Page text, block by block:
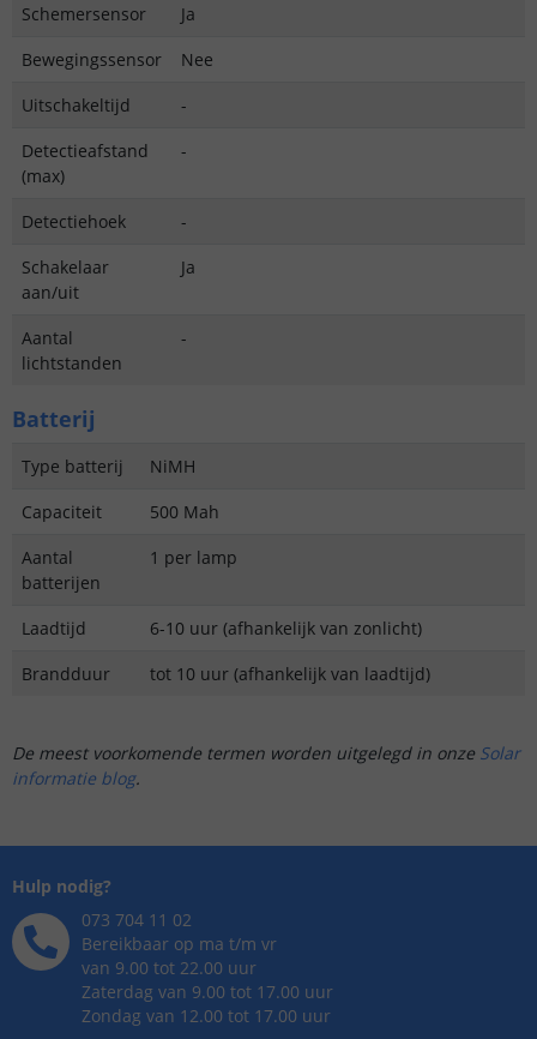
Schemersensor
Ja
Bewegingssensor
Nee
Uitschakeltijd
-
Detectieafstand
(max)
-
Detectiehoek
-
Schakelaar
aan/uit
Ja
Aantal
lichtstanden
-
Batterij
Type batterij
NiMH
Capaciteit
500 Mah
Aantal
batterijen
1 per lamp
Laadtijd
6-10 uur (afhankelijk van zonlicht)
Brandduur
tot 10 uur (afhankelijk van laadtijd)
De meest voorkomende termen worden uitgelegd in onze Solar
informatie blog.
Hulp nodig?
073 704 11 02
Bereikbaar op ma t/m vr
van 9.00 tot 22.00 uur
Zaterdag van 9.00 tot 17.00 uur
Zondag van 12.00 tot 17.00 uur